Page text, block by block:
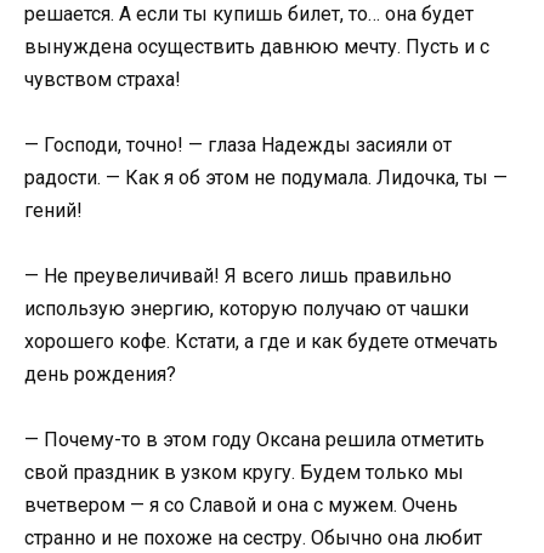
решается. А если ты купишь билет, то… она будет
вынуждена осуществить давнюю мечту. Пусть и с
чувством страха!
— Господи, точно! — глаза Надежды засияли от
радости. — Как я об этом не подумала. Лидочка, ты —
гений!
— Не преувеличивай! Я всего лишь правильно
использую энергию, которую получаю от чашки
хорошего кофе. Кстати, а где и как будете отмечать
день рождения?
— Почему-то в этом году Оксана решила отметить
свой праздник в узком кругу. Будем только мы
вчетвером — я со Славой и она с мужем. Очень
странно и не похоже на сестру. Обычно она любит